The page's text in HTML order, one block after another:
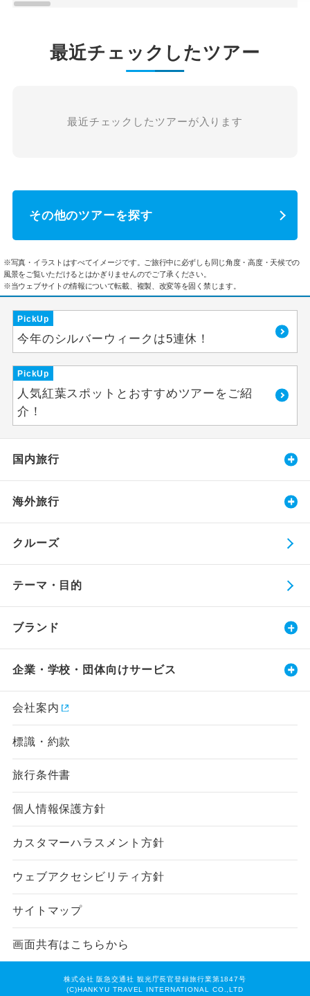
最近チェックしたツアー
最近チェックしたツアーが入ります
その他のツアーを探す
※写真・イラストはすべてイメージです。ご旅行中に必ずしも同じ角度・高度・天候での
風景をご覧いただけるとはかぎりませんのでご了承ください。
※当ウェブサイトの情報について転載、複製、改変等を固く禁じます。
PickUp
今年のシルバーウィークは5連休！
PickUp
人気紅葉スポットとおすすめツアーをご紹
介！
国内旅行
海外旅行
クルーズ
テーマ・目的
ブランド
企業・学校・団体向けサービス
会社案内
標識・約款
旅行条件書
個人情報保護方針
カスタマーハラスメント方針
ウェブアクセシビリティ方針
サイトマップ
画面共有はこちらから
株式会社 阪急交通社 観光庁長官登録旅行業第1847号
(C)HANKYU TRAVEL INTERNATIONAL CO.,LTD